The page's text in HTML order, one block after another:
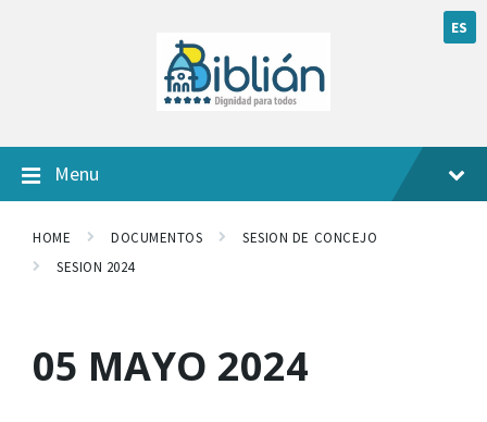
ES
Menu
HOME DOCUMENTOS
SESION DE CONCEJO
SESION 2024
05 MAYO 2024